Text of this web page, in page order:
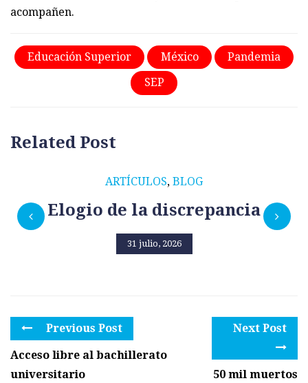
acompañen.
Educación Superior México
Pandemia
SEP
Related Post
ARTÍCULOS, BLOG
Elogio de la discrepancia
31 julio, 2026
Previous Post
Acceso libre al bachillerato
universitario
Next Post
50 mil muertos